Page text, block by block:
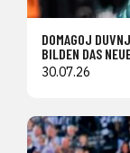
DOMAGOJ
BILDEN DAS
30.07.26